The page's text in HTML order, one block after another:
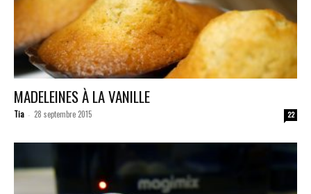
MADELEINES À LA VANILLE
Tia - 28 septembre 2015 22